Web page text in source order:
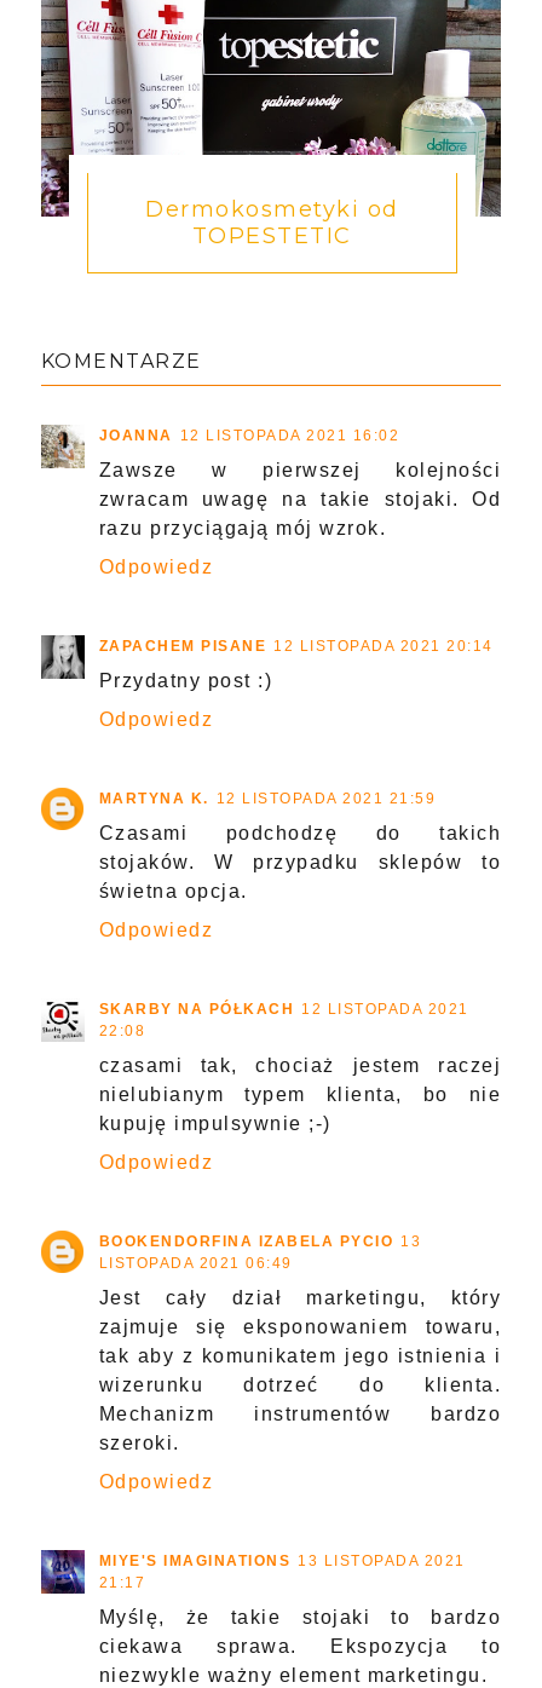
Dermokosmetyki od
TOPESTETIC
KOMENTARZE
JOANNA 12 LISTOPADA 2021 16:02
Zawsze w pierwszej kolejności
zwracam uwagę na takie stojaki. Od
razu przyciągają mój wzrok.
Odpowiedz
ZAPACHEM PISANE 12 LISTOPADA 2021 20:14
Przydatny post :)
Odpowiedz
MARTYNA K. 12 LISTOPADA 2021 21:59
Czasami podchodzę do takich
stojaków. W przypadku sklepów to
świetna opcja.
Odpowiedz
SKARBY NA PÓŁKACH
12 LISTOPADA 2021
22:08
czasami tak, chociaż jestem raczej
nielubianym typem klienta, bo nie
kupuję impulsywnie ;-)
Odpowiedz
BOOKENDORFINA IZABELA PYCIO 13
LISTOPADA 2021 06:49
Jest cały dział marketingu, który
zajmuje się eksponowaniem towaru,
tak aby z komunikatem jego istnienia i
wizerunku dotrzeć do klienta.
Mechanizm instrumentów bardzo
szeroki.
Odpowiedz
MIYE'S IMAGINATIONS 13 LISTOPADA 2021
21:17
Myślę, że takie stojaki to bardzo
ciekawa sprawa. Ekspozycja to
niezwykle ważny element marketingu.